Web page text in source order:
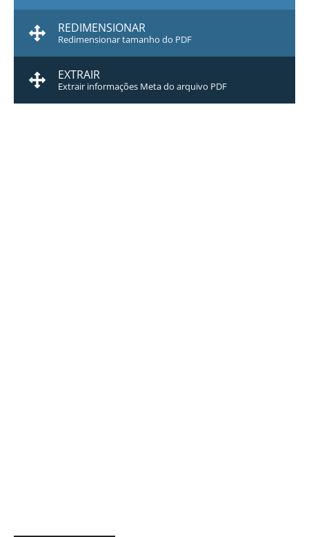
REDIMENSIONAR
Redimensionar tamanho do PDF
EXTRAIR
Extrair informações Meta do arquivo PDF